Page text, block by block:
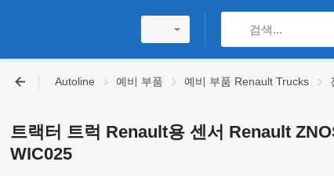
Autoline 예비 부품 예비 부품 Renault Trucks
트랙터 트럭 Renault용 센서 Renault
WIC025